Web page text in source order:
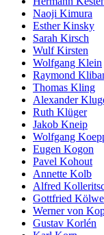
Naoji Kimura
Esther Kinsky
Sarah Kirsch
Wulf Kirsten
Wolfgang Klein
Raymond
Thomas Kling
Alexander
Ruth Klüger
Jakob Kneip
Wolfgang
Eugen Kogon
Pavel Kohout
Annette Kolb
Alfred
Gottfried
Werner von
Gustav Korlén